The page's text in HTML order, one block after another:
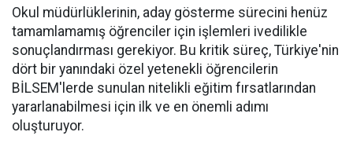
Okul müdürlüklerinin, aday gösterme sürecini henüz
tamamlamamış öğrenciler için işlemleri ivedilikle
sonuçlandırması gerekiyor. Bu kritik süreç, Türkiye'nin
dört bir yanındaki özel yetenekli öğrencilerin
BİLSEM'lerde sunulan nitelikli eğitim fırsatlarından
yararlanabilmesi için ilk ve en önemli adımı
oluşturuyor.